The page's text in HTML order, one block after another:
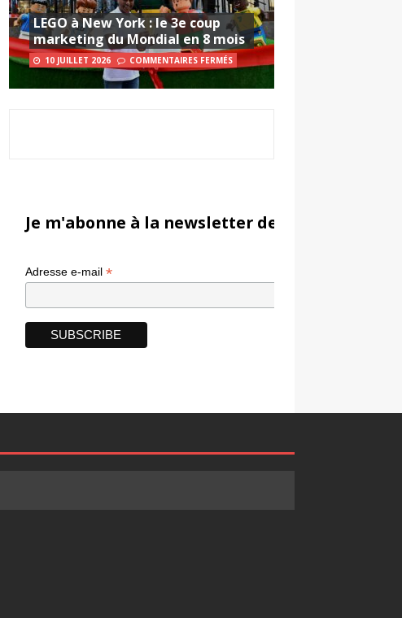
LEGO à New York : le 3e coup
marketing du Mondial en 8 mois
10 JUILLET 2026 COMMENTAIRES FERMÉS
Je m'abonne à la newsletter de
Adresse e-mail *